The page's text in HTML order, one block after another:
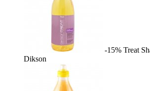
-15% Treat
Dikson